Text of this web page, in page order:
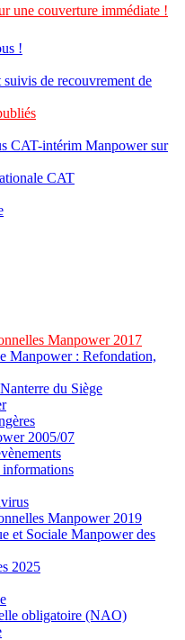
une couverture immédiate !
!
de recouvrement de
CAT-intérim Manpower sur
CAT
Manpower 2017
Manpower : Refondation,
du Siège
2005/07
informations
Manpower 2019
et Sociale Manpower des
2025
obligatoire (NAO)